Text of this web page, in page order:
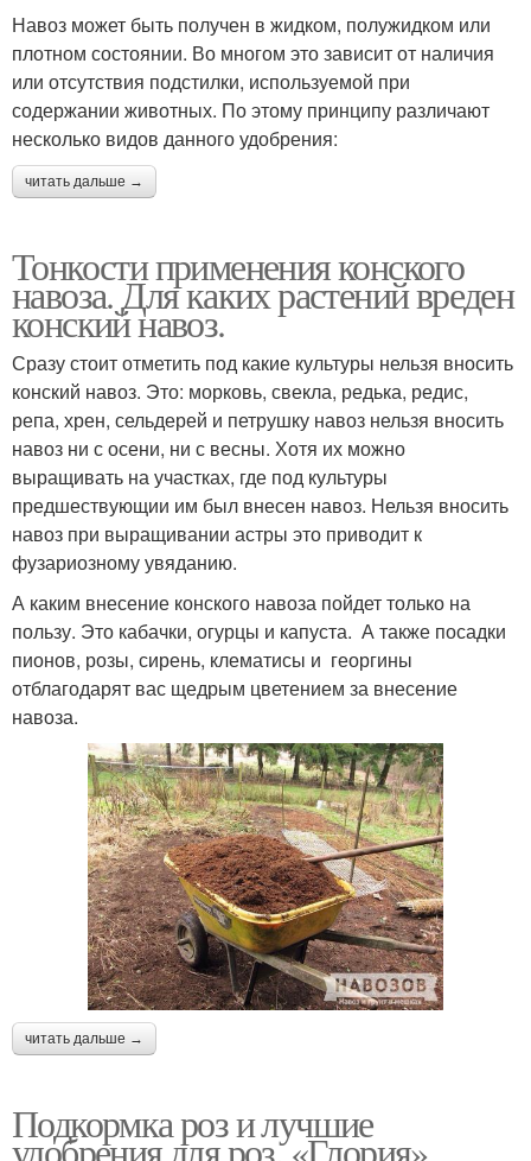
Навоз может быть получен в жидком, полужидком или
плотном состоянии. Во многом это зависит от наличия
или отсутствия подстилки, используемой при
содержании животных. По этому принципу различают
несколько видов данного удобрения:
читать дальше →
Тонкости применения конского
навоза. Для каких растений вреден
конский навоз.
Сразу стоит отметить под какие культуры нельзя вносить
конский навоз. Это: морковь, свекла, редька, редис,
репа, хрен, сельдерей и петрушку навоз нельзя вносить
навоз ни с осени, ни с весны. Хотя их можно
выращивать на участках, где под культуры
предшествующии им был внесен навоз. Нельзя вносить
навоз при выращивании астры это приводит к
фузариозному увяданию.
А каким внесение конского навоза пойдет только на
пользу. Это кабачки, огурцы и капуста. А также посадки
пионов, розы, сирень, клематисы и георгины
отблагодарят вас щедрым цветением за внесение
навоза.
читать дальше →
Подкормка роз и лучшие